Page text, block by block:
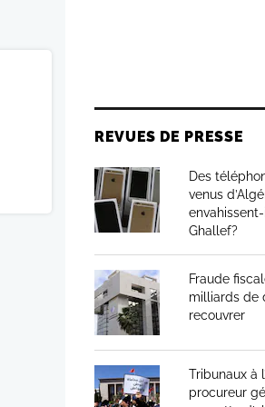
REVUES DE PRESSE
Des
venus
Ghallef?
Fraude
milliards de
recouvrer
Tribunaux à
procureur